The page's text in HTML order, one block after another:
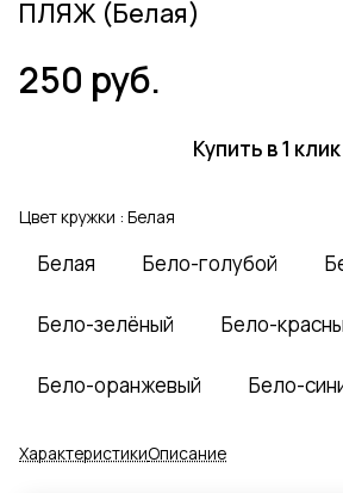
ПЛЯЖ (Белая)
250 руб.
Купить в 1 клик
Цвет кружки : Белая
Белая Бело-голубой
Бело-зелёный Бело-
Бело-оранжевый Бело-
ХарактеристикиОписание